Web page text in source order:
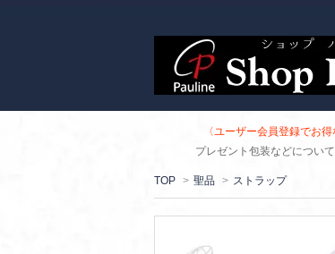
〈ユーザー会員登録でお
プレゼント包装などについて
TOP > 聖品 > ストラップ